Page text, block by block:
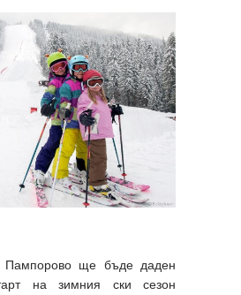
Пампорово ще бъде даден
на зимния ски сезон